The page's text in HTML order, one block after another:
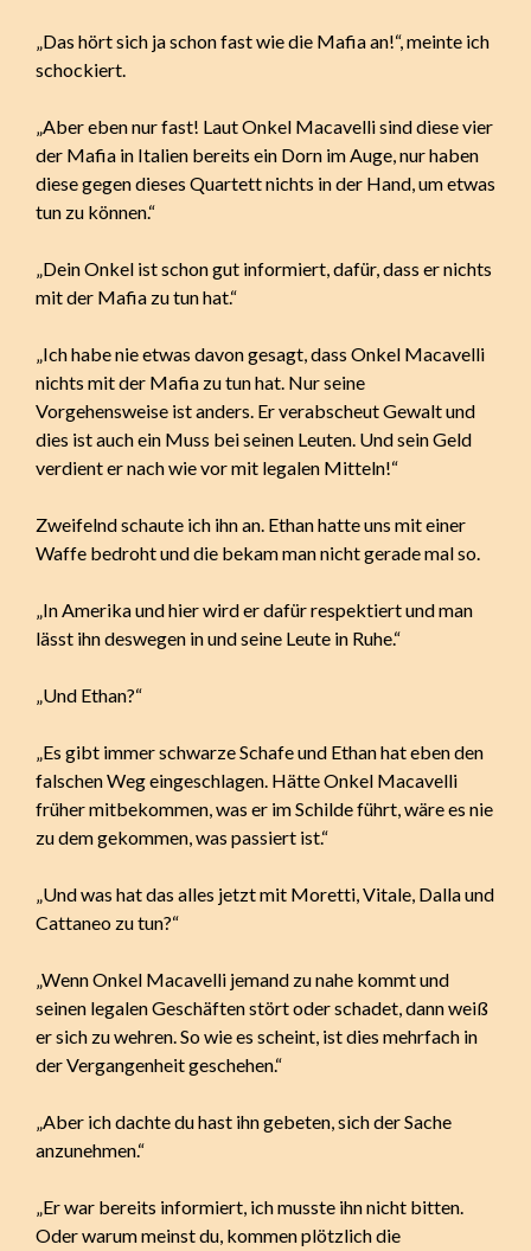
„Das hört sich ja schon fast wie die Mafia an!“, meinte ich
schockiert.
„Aber eben nur fast! Laut Onkel Macavelli sind diese vier
der Mafia in Italien bereits ein Dorn im Auge, nur haben
diese gegen dieses Quartett nichts in der Hand, um etwas
tun zu können.“
„Dein Onkel ist schon gut informiert, dafür, dass er nichts
mit der Mafia zu tun hat.“
„Ich habe nie etwas davon gesagt, dass Onkel Macavelli
nichts mit der Mafia zu tun hat. Nur seine
Vorgehensweise ist anders. Er verabscheut Gewalt und
dies ist auch ein Muss bei seinen Leuten. Und sein Geld
verdient er nach wie vor mit legalen Mitteln!“
Zweifelnd schaute ich ihn an. Ethan hatte uns mit einer
Waffe bedroht und die bekam man nicht gerade mal so.
„In Amerika und hier wird er dafür respektiert und man
lässt ihn deswegen in und seine Leute in Ruhe.“
„Und Ethan?“
„Es gibt immer schwarze Schafe und Ethan hat eben den
falschen Weg eingeschlagen. Hätte Onkel Macavelli
früher mitbekommen, was er im Schilde führt, wäre es nie
zu dem gekommen, was passiert ist.“
„Und was hat das alles jetzt mit Moretti, Vitale, Dalla und
Cattaneo zu tun?“
„Wenn Onkel Macavelli jemand zu nahe kommt und
seinen legalen Geschäften stört oder schadet, dann weiß
er sich zu wehren. So wie es scheint, ist dies mehrfach in
der Vergangenheit geschehen.“
„Aber ich dachte du hast ihn gebeten, sich der Sache
anzunehmen.“
„Er war bereits informiert, ich musste ihn nicht bitten.
Oder warum meinst du, kommen plötzlich die